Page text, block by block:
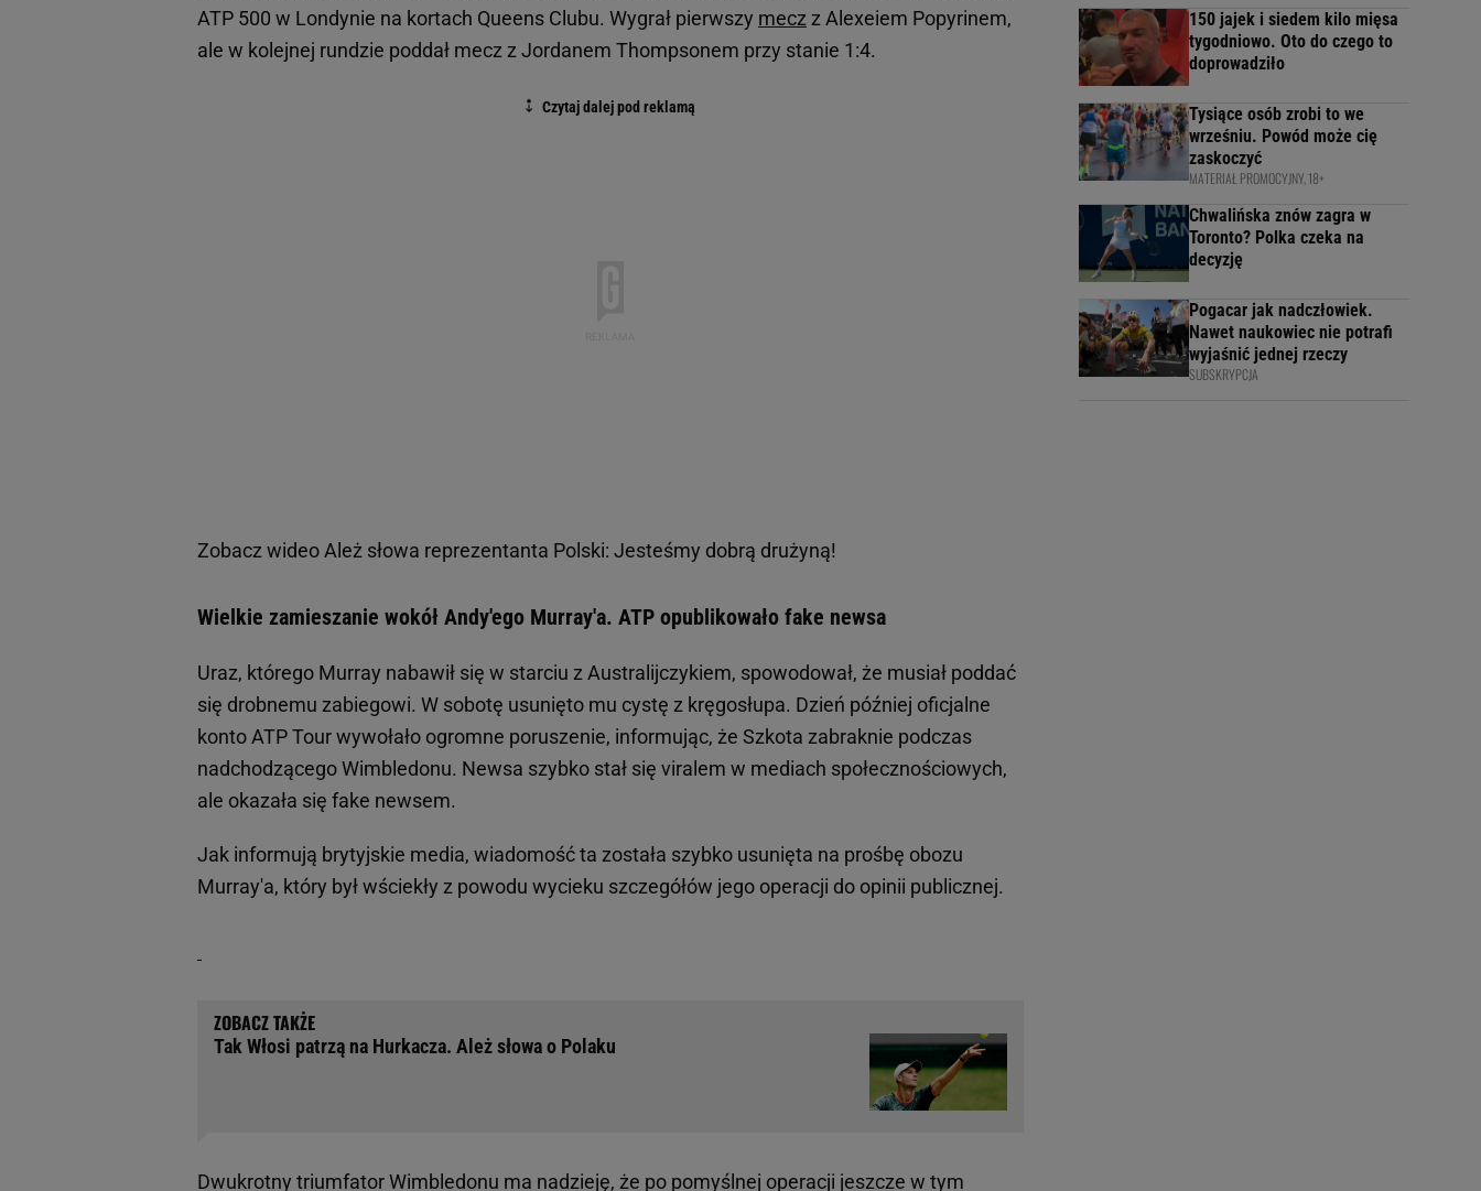
ATP 500 w Londynie na kortach Queens Clubu. Wygrał pierwszy meczz Alexeiem Popyrinem,
ale w kolejnej rundzie poddał mecz z Jordanem Thompsonem przy stanie 1:4.
Zobacz wideoAleż słowa reprezentanta Polski: Jesteśmy dobrą drużyną!
Wielkie zamieszanie wokół Andy'ego Murray'a. ATP opublikowało fake newsa
Uraz, którego Murray nabawił się w starciu z Australijczykiem, spowodował, że musiał poddać
się drobnemu zabiegowi. W sobotę usunięto mu cystę z kręgosłupa. Dzień później oficjalne
konto ATP Tour wywołało ogromne poruszenie, informując, że Szkota zabraknie podczas
nadchodzącego Wimbledonu. Newsa szybko stał się viralem w mediach społecznościowych,
ale okazała się fake newsem.
Jak informują brytyjskie media, wiadomość ta została szybko usunięta na prośbę obozu
Murray'a, który był wściekły z powodu wycieku szczegółów jego operacji do opinii publicznej.
Tak Włosi patrzą na Hurkacza. Ależ słowa o Polaku
Dwukrotny triumfator Wimbledonu ma nadzieję, że po pomyślnej operacji jeszcze w tym
150 jajek i siedem kilo mięsa
tygodniowo. Oto do czego to
doprowadziło
Tysiące osób zrobi to we
wrześniu. Powód może cię
zaskoczyć
MATERIAŁ PROMOCYJNY, 18+
Chwalińska znów zagra w
Toronto? Polka czeka na
decyzję
Pogacar jak nadczłowiek.
Nawet naukowiec nie potrafi
wyjaśnić jednej rzeczy
SUBSKRYPCJA